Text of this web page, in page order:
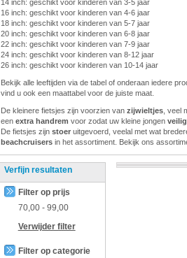
14 inch: geschikt voor kinderen van 3-5 jaar
16 inch: geschikt voor kinderen van 4-6 jaar
18 inch: geschikt voor kinderen van 5-7 jaar
20 inch: geschikt voor kinderen van 6-8 jaar
22 inch: geschikt voor kinderen van 7-9 jaar
24 inch: geschikt voor kinderen van 8-12 jaar
26 inch: geschikt voor kinderen van 10-14 jaar
Bekijk alle leeftijden via de tabel of onderaan iedere
vind u ook een maattabel voor de juiste maat.
De kleinere fietsjes zijn voorzien van zijwieltjes, veel
een extra handrem voor zodat uw kleine jongen veilig
De fietsjes zijn stoer uitgevoerd, veelal met wat
beachcruisers in het assortiment. Bekijk ons
Verfijn resultaten
Filter op prijs
70,00- 99,00
Verwijder filter
Filter op categorie